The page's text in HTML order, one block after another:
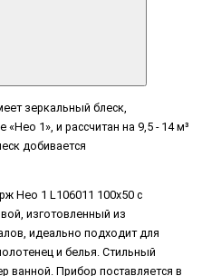
зеркальный блеск,
1», и рассчитан на 9,5 - 14 м³
добивается
Нео 1 L106011 100x50 с
изготовленный из
идеально подходит для
и белья. Стильный
ванной. Прибор поставляется в